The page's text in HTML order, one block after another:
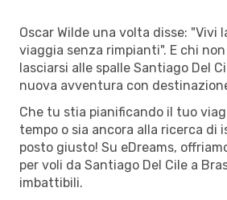
Oscar Wilde una volta disse: "Vivi
viaggia senza rimpianti". E chi
lasciarsi alle spalle Santiago Del
nuova avventura con
Che tu stia pianificando il tuo
tempo o sia ancora alla ricerca di
posto giusto! Su eDreams,
per voli da Santiago Del Cile a
imbattibili.